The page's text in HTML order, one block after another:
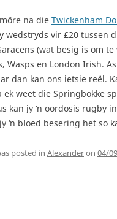
na die Twickenham
wedstryds vir £20 tussen
(wat besig is om
Wasps en London Irish.
dan kan ons ietsie reël.
ek weet die Springbokke
kan jy ‘n oordosis rugby
‘n bloed besering het so
posted in Alexanderon 04/